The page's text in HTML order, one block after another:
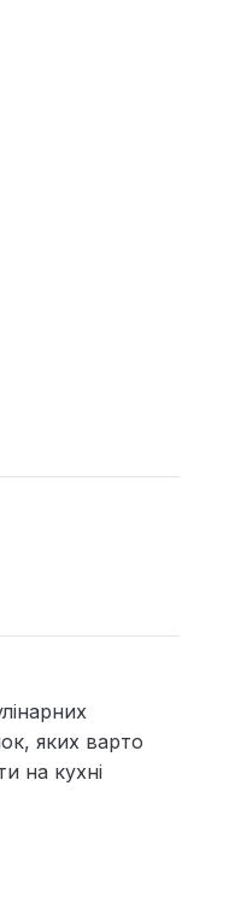
яких варто
на кухні